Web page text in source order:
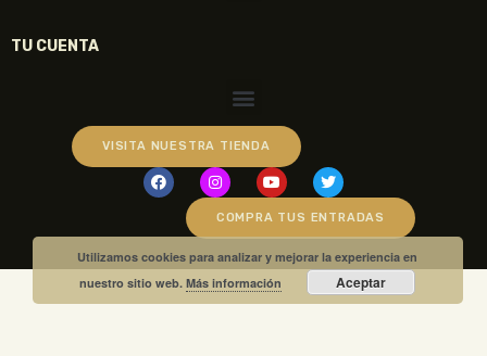
TU CUENTA
VISITA NUESTRA TIENDA
COMPRA TUS ENTRADAS
Utilizamos cookies para analizar y mejorar la experiencia en
nuestro sitio web.Más información Aceptar